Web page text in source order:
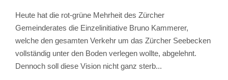
Heute hat die rot-grüne Mehrheit des Zürcher
Gemeinderates die Einzelinitiative Bruno Kammerer,
welche den gesamten Verkehr um das Zürcher Seebecken
vollständig unter den Boden verlegen wollte, abgelehnt.
Dennoch soll diese Vision nicht ganz sterb...